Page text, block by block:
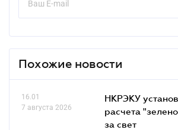
Похожие новости
16.01
7 августа 2026
НКРЭКУ
расчета
за свет